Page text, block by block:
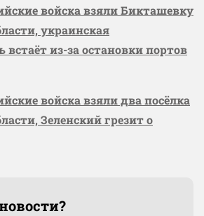
войска взяли Бикташевку
украинская
из-за остановки портов
войска взяли два посёлка
Зеленский грезит о